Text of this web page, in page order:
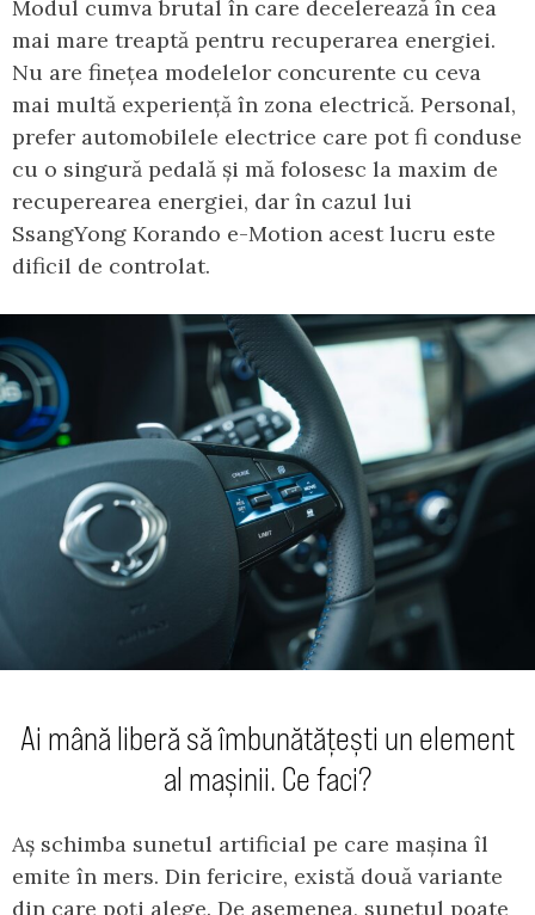
Modul cumva brutal în care decelerează în cea
mai mare treaptă pentru recuperarea energiei.
Nu are finețea modelelor concurente cu ceva
mai multă experiență în zona electrică. Personal,
prefer automobilele electrice care pot fi conduse
cu o singură pedală și mă folosesc la maxim de
recuperearea energiei, dar în cazul lui
SsangYong Korando e-Motion acest lucru este
dificil de controlat.
Ai mână liberă să îmbunătățești un element
al mașinii. Ce faci?
Aș schimba sunetul artificial pe care mașina îl
emite în mers. Din fericire, există două variante
din care poți alege. De asemenea, sunetul poate